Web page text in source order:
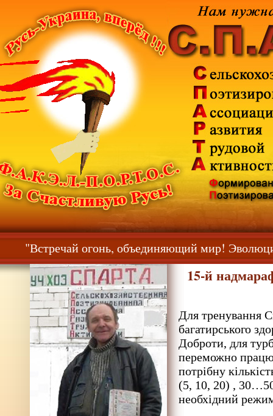
"Встречай огонь, объединяющий мир!
15-й
Для тренування
багатирського
Доброти, для
переможно
потрібну
(5, 10, 20) ,
необхідний